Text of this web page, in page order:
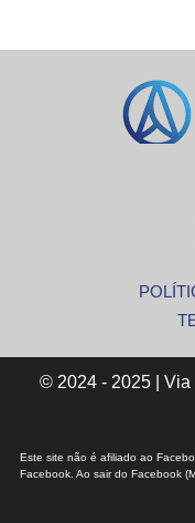
© 2024 - 2025 | Via
Este site não é afiliado ao
Facebook. Ao sair do Facebook